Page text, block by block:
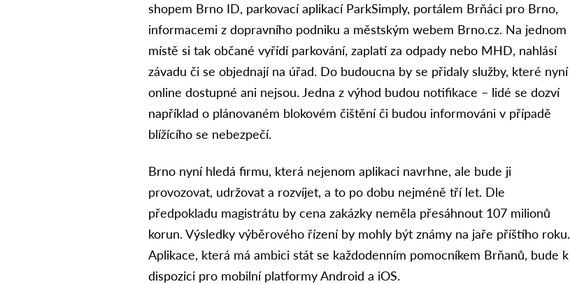
shopem Brno ID, parkovací aplikací ParkSimply, portálem Brňáci pro Brno,
informacemi z dopravního podniku a městským webem Brno.cz. Na jednom
místě si tak občané vyřídí parkování, zaplatí za odpady nebo MHD, nahlásí
závadu či se objednají na úřad. Do budoucna by se přidaly služby, které nyní
online dostupné ani nejsou. Jedna z výhod budou notifikace – lidé se dozví
například o plánovaném blokovém čištění či budou informováni v případě
blížícího se nebezpečí.
Brno nyní hledá firmu, která nejenom aplikaci navrhne, ale bude ji
provozovat, udržovat a rozvíjet, a to po dobu nejméně tří let. Dle
předpokladu magistrátu by cena zakázky neměla přesáhnout 107 milionů
korun. Výsledky výběrového řízení by mohly být známy na jaře příštího roku.
Aplikace, která má ambici stát se každodenním pomocníkem Brňanů, bude k
dispozici pro mobilní platformy Android a iOS.